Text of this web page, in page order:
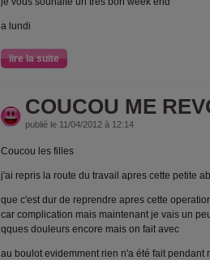
a lundi
lire la suite
COUCOU ME
publié le 11/04/2012 à 12:14
Coucou les filles
j'ai repris la route du travail apres cette petite
que c'est dur de reprendre apres cette
car complication mais maintenant je vais un
qques douleurs encore mais on fait avec
au boulot evidemment rien n'a été fait pendant